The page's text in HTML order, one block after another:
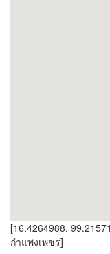
[16.4264988,
กำแพงเพชร]